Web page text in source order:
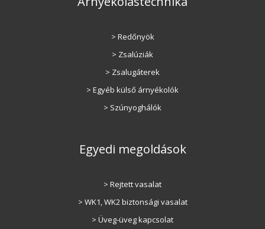
> Redőnyök
> Zsalúziák
> Zsalugáterek
> Egyéb külső árnyékolók
> Szúnyoghálók
Egyedi megoldások
> Rejtett vasalat
> WK1, WK2 biztonsági vasalat
> Üveg-üveg kapcsolat